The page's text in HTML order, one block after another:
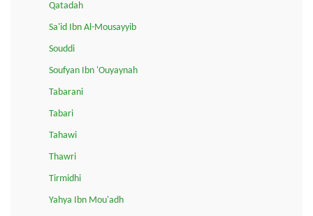
Qatadah
Sa'id Ibn Al-Mousayyib
Souddi
Soufyan Ibn 'Ouyaynah
Tabarani
Tabari
Tahawi
Thawri
Tirmidhi
Yahya Ibn Mou'adh